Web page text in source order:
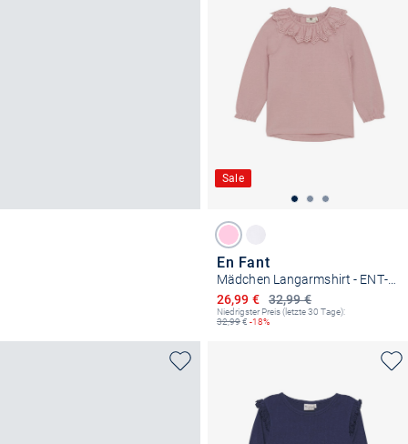
Sale
En Fant
Mädchen Langarmshirt - ENT-shirt
32,99 €
Ermäßigter Preis
26,99 €
Niedrigster Preis (letzte 30 Tage):
32,99€ -18%